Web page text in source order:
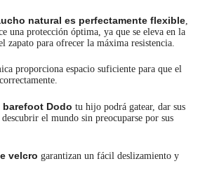
natural es perfectamente flexible,
una protección óptima, ya que se eleva en la
zapato para ofrecer la máxima resistencia.
proporciona espacio suficiente para que el
barefoot Dodo tu hijo podrá gatear, dar sus
el mundo sin preocuparse por sus
velcro garantizan un fácil deslizamiento y